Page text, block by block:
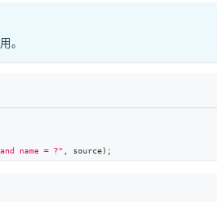
。
name = ?" , source) ;